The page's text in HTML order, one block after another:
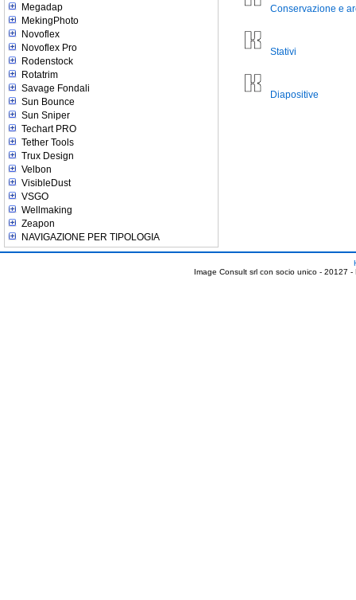
Megadap
MekingPhoto
Novoflex
Novoflex Pro
Rodenstock
Rotatrim
Savage Fondali
Sun Bounce
Sun Sniper
Techart PRO
Tether Tools
Trux Design
Velbon
VisibleDust
VSGO
Wellmaking
Zeapon
NAVIGAZIONE PER TIPOLOGIA
Conservazione e
Stativi
Diapositive
Image Consult srl con socio unico - 20127